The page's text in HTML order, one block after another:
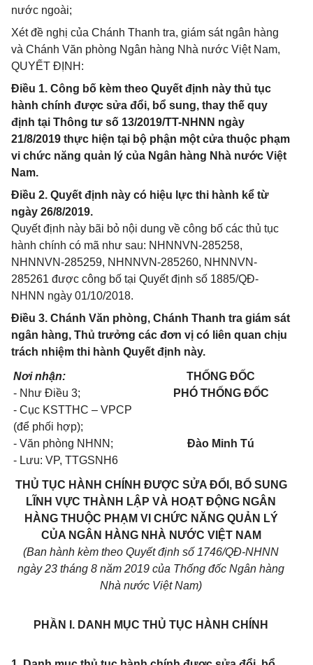
nước ngoài;
Xét đề nghị của Chánh Thanh tra, giám sát ngân hàng
và Chánh Văn phòng Ngân hàng Nhà nước Việt Nam,
QUYẾT ĐỊNH:
Điều 1. Công bố kèm theo Quyết định này thủ tục
hành chính được sửa đổi, bổ sung, thay thế quy
định tại Thông tư số 13/2019/TT-NHNN ngày
21/8/2019 thực hiện tại bộ phận một cửa thuộc phạm
vi chức năng quản lý của Ngân hàng Nhà nước Việt
Nam.
Điều 2. Quyết định này có hiệu lực thi hành kể từ
ngày 26/8/2019.
Quyết định này bãi bỏ nội dung về công bố các thủ tục
hành chính có mã như sau: NHNNVN-285258,
NHNNVN-285259, NHNNVN-285260, NHNNVN-
285261 được công bố tại Quyết định số 1885/QĐ-
NHNN ngày 01/10/2018.
Điều 3. Chánh Văn phòng, Chánh Thanh tra giám sát
ngân hàng, Thủ trưởng các đơn vị có liên quan chịu
trách nhiệm thi hành Quyết định này.
Nơi nhận:
- Như Điều 3;
- Cục KSTTHC – VPCP
(để phối hợp);
- Văn phòng NHNN;
- Lưu: VP, TTGSNH6
THỐNG ĐỐC
PHÓ THỐNG ĐỐC
Đào Minh Tú
THỦ TỤC HÀNH CHÍNH ĐƯỢC SỬA ĐỔI, BỔ SUNG
LĨNH VỰC THÀNH LẬP VÀ HOẠT ĐỘNG NGÂN
HÀNG THUỘC PHẠM VI CHỨC NĂNG QUẢN LÝ
CỦA NGÂN HÀNG NHÀ NƯỚC VIỆT NAM
(Ban hành kèm theo Quyết định số 1746/QĐ-NHNN
ngày 23 tháng 8 năm 2019 của Thống đốc Ngân hàng
Nhà nước Việt Nam)
PHẦN I. DANH MỤC THỦ TỤC HÀNH CHÍNH